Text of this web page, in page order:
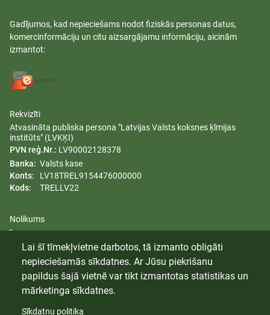
Gadījumos, kad nepieciešams nodot fiziskās personas datus,
komercinformāciju un citu aizsargājamu informāciju, aicinām
izmantot:
Rekvizīti
Atvasināta publiska persona "Latvijas Valsts koksnes ķīmijas
institūts" (LVKĶI)
PVN reģ.Nr.: LV90002128378
Banka: Valsts kase
Konts:
LV18TREL9154476000000
Kods:
TRELLV22
Nolikums
Dzimumu līdztiesības plāns
Trauksmes celšana
© 2024 Latvijas Valsts Koksnes Ķīmijas Institūts. Visas tiesības
Lai šī tīmekļvietne darbotos, tā izmanto obligāti
nepieciešamās sīkdatnes. Ar Jūsu piekrišanu
papildus šajā vietnē var tikt izmantotas statistikas un
mārketinga sīkdatnes.
Sīkdatņu politika